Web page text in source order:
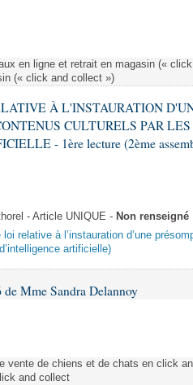
lois
lois
en ligne et retrait en magasin («
(« click and collect »)
À L'INSTAURATION
CULTURELS PAR LES
- 1ère lecture (2ème
- Article UNIQUE - Non renseigné
relative à l’instauration d’une
artificielle)
Mme Sandra Delannoy
vente de chiens et de chats en click
and collect